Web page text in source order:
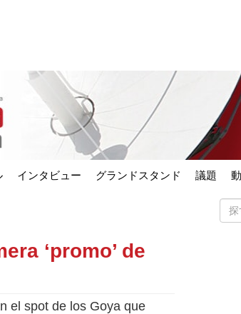
インタビュー グランドスタンド 議題
‘promo’ de
el spot de los Goya que